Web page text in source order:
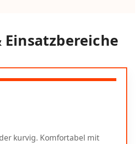
Einsatzbereiche
kurvig. Komfortabel mit